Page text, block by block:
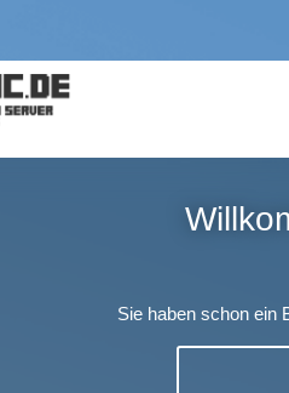
Sie haben schon ein